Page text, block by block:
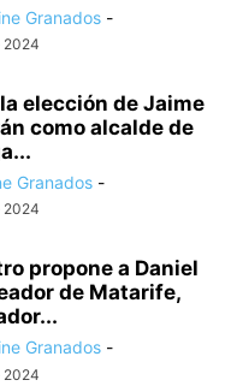
Granados -
2024
elección de Jaime
como alcalde de
Granados -
2024
propone a Daniel
de Matarife,
Granados -
2024